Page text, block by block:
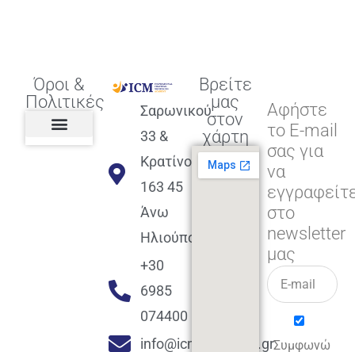
Όροι &
Πολιτικές
Σαρωνικού
33 &
Κρατίνου
163 45
Άνω
Ηλιούπολη
+30
6985
074400
info@icmacademy.gr
Βρείτε
μας
στον
χάρτη
Αφήστε
το E-mail
σας για
να
στο
newsletter
μας
Συμφωνώ